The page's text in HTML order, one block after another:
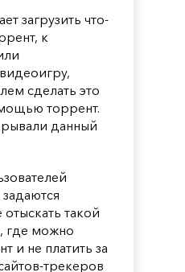
загрузить что-
к
сделать это
торрент.
данный
задаются
такой
где можно
и не платить за
трекеров